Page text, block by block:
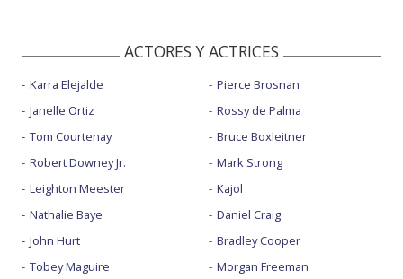
ACTORES Y ACTRICES
Karra Elejalde
Janelle Ortiz
Tom Courtenay
Robert Downey Jr.
Leighton Meester
Nathalie Baye
John Hurt
Tobey Maguire
Pierce Brosnan
Rossy de Palma
Bruce Boxleitner
Mark Strong
Kajol
Daniel Craig
Bradley Cooper
Morgan Freeman